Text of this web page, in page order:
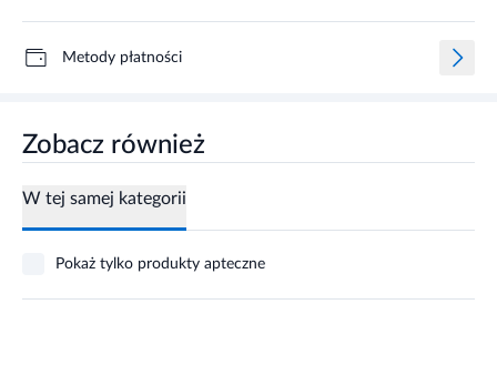
Metody płatności
Zobacz również
W tej samej kategorii
Pokaż tylko produkty apteczne